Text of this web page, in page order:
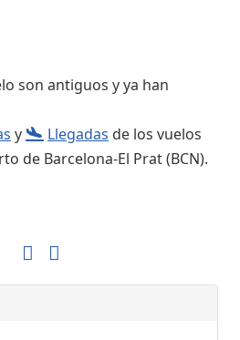
son antiguos y ya han
y Llegadas de los vuelos
de Barcelona-El Prat (BCN).